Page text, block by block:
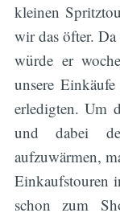
kleinen
wir das öfter.
würde er
unsere
erledigten. Um
und dabei
aufzuwärmen,
Einkaufstouren
schon zum